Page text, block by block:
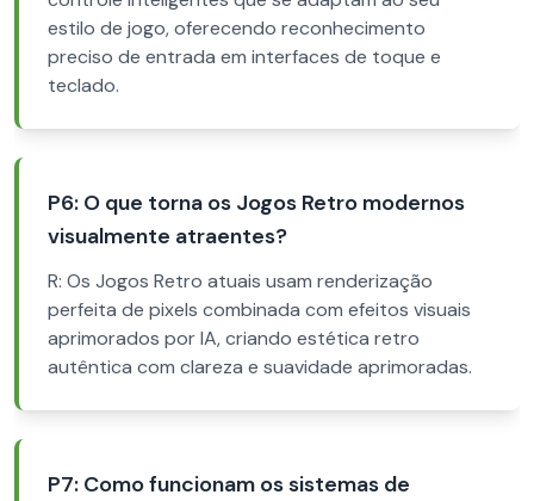
estilo de jogo, oferecendo reconhecimento
preciso de entrada em interfaces de toque e
teclado.
P6: O que torna os Jogos Retro modernos
visualmente atraentes?
R: Os Jogos Retro atuais usam renderização
perfeita de pixels combinada com efeitos visuais
aprimorados por IA, criando estética retro
autêntica com clareza e suavidade aprimoradas.
P7: Como funcionam os sistemas de